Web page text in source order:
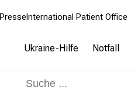
Presse International Patient Office
Ukraine-Hilfe Notfall